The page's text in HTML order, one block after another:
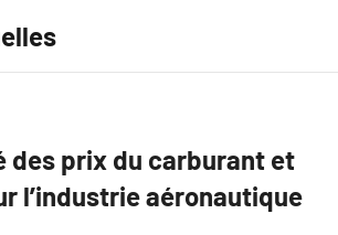
des prix du carburant et
l’industrie aéronautique